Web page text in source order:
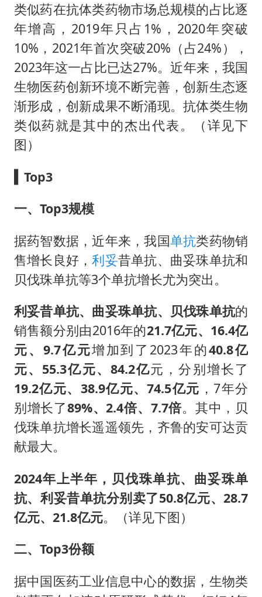
类似药在抗体类药物市场总规模的占比逐
年增高，2019年只占1%，2020年突破
10%，2021年首次突破20%（占24%），
2023年这一占比已达27%。近年来，我国
生物医药创新环境不断完善，创新生态逐
渐形成，创新成果不断涌现。抗体类生物
类似药就是其中的杰出代表。（详见下
图）
▍Top3
一、Top3规模
据药智数据，近年来，我国单抗类药物销
售增长良好，利妥昔单抗、曲妥珠单抗和
贝伐珠单抗等3个单抗增长尤为突出。
利妥昔单抗、曲妥珠单抗、贝伐珠单抗的
销售额分别由2016年的21.7亿元、16.4亿
元、9.7亿元增加到了2023年的40.8亿
元、55.3亿元、84.2亿元，分别增长了
19.2亿元、38.9亿元、74.5亿元 ，7年分
别增长了89%、2.4倍、7.7倍。其中，贝
伐珠单抗增长遥遥领先，齐鲁的安可达贡
献最大。
2024年上半年，贝伐珠单抗、曲妥珠单
抗、利妥昔单抗分别卖了50.8亿元、28.7
亿元、21.8亿元。（详见下图）
二、Top3份额
据中国医药工业信息中心的数据，生物类